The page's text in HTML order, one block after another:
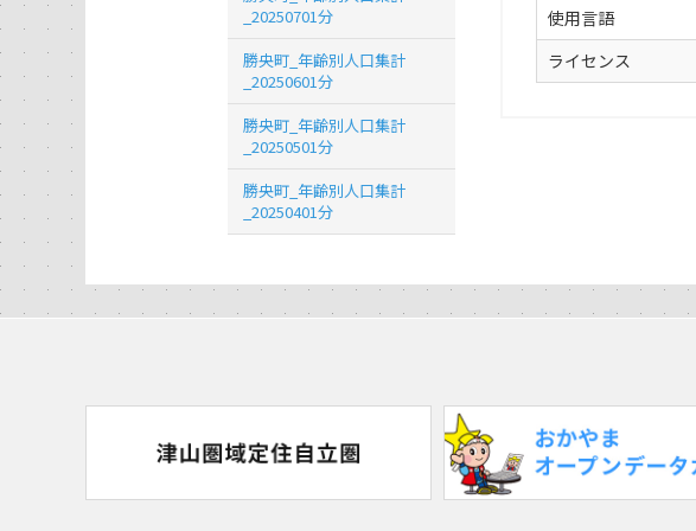
使用言語
ライセンス
_20250701分
勝央町_年齢別人口集計
_20250601分
勝央町_年齢別人口集計
_20250501分
勝央町_年齢別人口集計
_20250401分